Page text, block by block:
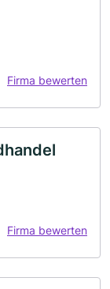
Firma bewerten
Firma bewerten